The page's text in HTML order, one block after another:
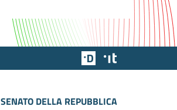
Team Digitale
SENATO DELLA REPUBBLICA